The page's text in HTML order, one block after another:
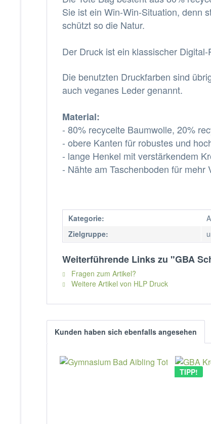
Sie ist ein Win-Win-Situation, denn
schützt so die Natur.
Der Druck ist ein klassischer
Die benutzten Druckfarben sind
auch veganes Leder genannt.
Material:
- 80% recycelte Baumwolle, 20%
- obere Kanten für robustes und
- lange Henkel mit verstärkendem
- Nähte am Taschenboden für mehr
Kategorie:
Zielgruppe:
Weiterführende Links zu "GBA
Fragen zum Artikel?
Weitere Artikel von HLP Druck
Kunden haben sich ebenfalls angesehen
TIPP!